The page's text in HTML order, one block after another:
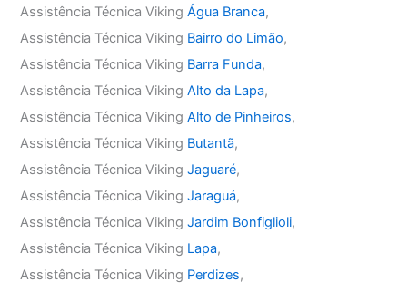
Assistência Técnica VikingÁgua Branca,
Assistência Técnica Viking Bairro do Limão,
Assistência Técnica Viking Barra Funda,
Assistência Técnica VikingAlto da Lapa,
Assistência Técnica VikingAlto de Pinheiros,
Assistência Técnica Viking Butantã,
Assistência Técnica VikingJaguaré,
Assistência Técnica VikingJaraguá,
Assistência Técnica VikingJardim Bonfiglioli,
Assistência Técnica Viking Lapa,
Assistência Técnica Viking Perdizes,